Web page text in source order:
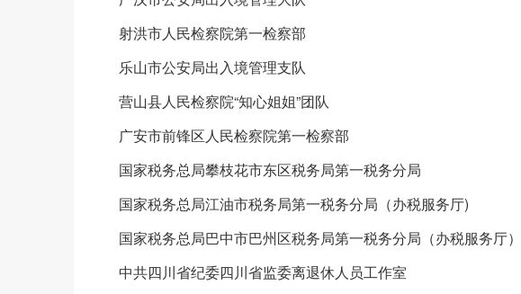
射洪市人民检察院第一检察部
乐山市公安局出入境管理支队
营山县人民检察院“知心姐姐”团队
广安市前锋区人民检察院第一检察部
国家税务总局攀枝花市东区税务局第一税务分局
国家税务总局江油市税务局第一税务分局（办税服务厅)
国家税务总局巴中市巴州区税务局第一税务分局（办税服务厅）
中共四川省纪委四川省监委离退休人员工作室